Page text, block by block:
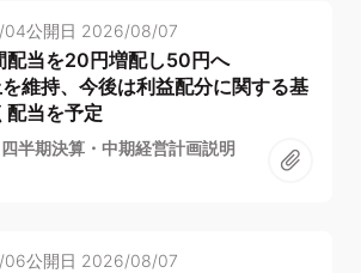
04公開日 2026/08/07
配当を20円増配し50円へ
維持、今後は利益配分に関する基
配当を予定
半期決算・中期経営計画説明
06公開日 2026/08/07